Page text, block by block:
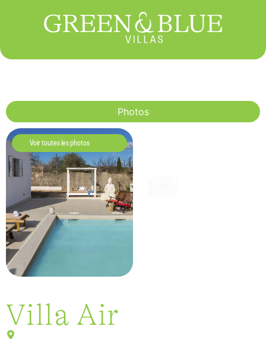
Photos
Voir toutes les photos
Villa Air